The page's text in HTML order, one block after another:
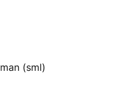
(sml)